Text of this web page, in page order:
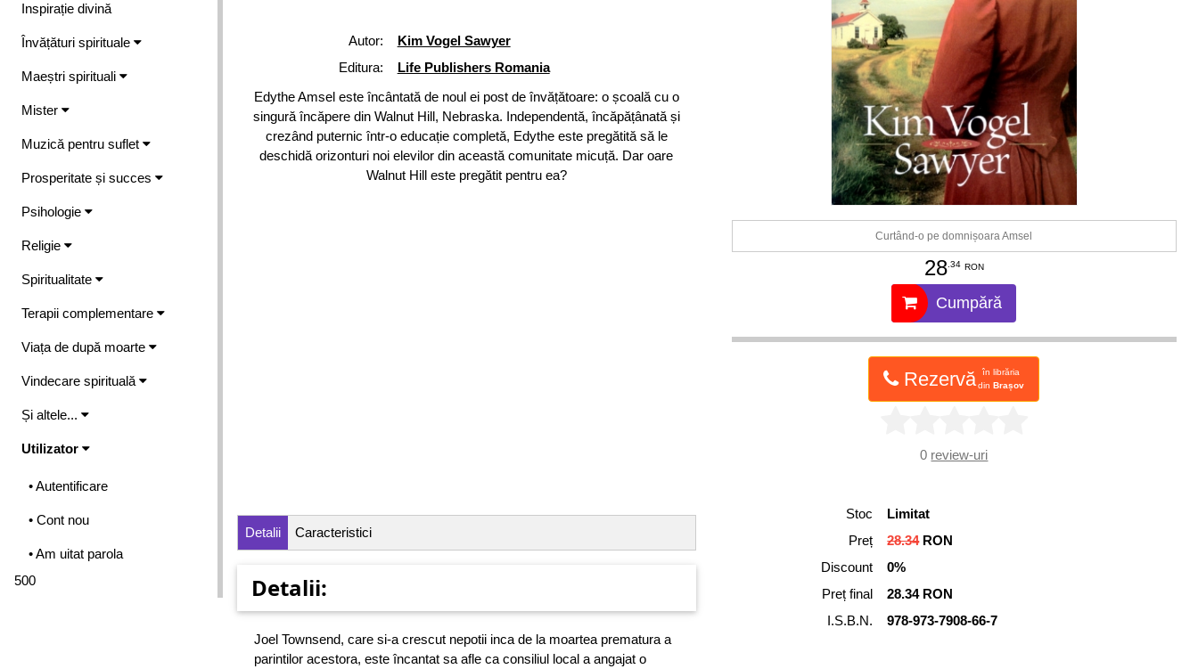
Inspirație divină
Învățături spirituale
Maeștri spirituali
Mister
Muzică pentru suflet
Prosperitate și succes
Psihologie
Religie
Spiritualitate
Terapii complementare
Viața de după moarte
Vindecare spirituală
Și altele...
Utilizator
• Autentificare
• Cont nou
• Am uitat parola
500
Autor:
Kim Vogel Sawyer
Editura:
Life Publishers Romania
Edythe Amsel este încântată de noul ei post de învățătoare: o școală cu o
singură încăpere din Walnut Hill, Nebraska. Independentă, încăpățânată și
crezând puternic într-o educație completă, Edythe este pregătită să le
deschidă orizonturi noi elevilor din această comunitate micuță. Dar oare
Walnut Hill este pregătit pentru ea?
Curtând-o pe domnișoara Amsel
28 .34 RON
Cumpără
Rezervă
în librăria
dinBrașov
0 review-uri
Detalii Caracteristici
Detalii:
Joel Townsend, care si-a crescut nepotii inca de la moartea prematura a
parintilor acestora, este încantat sa afle ca consiliul local a angajat o
Stoc
Limitat
Preț
28.34RON
Discount
0%
Preț final
28.34 RON
I.S.B.N.
978-973-7908-66-7